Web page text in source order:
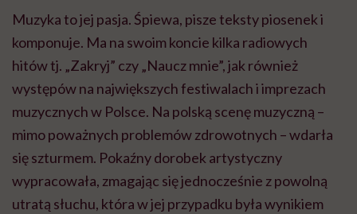
Muzyka to jej pasja. Śpiewa, pisze teksty piosenek i
komponuje. Ma na swoim koncie kilka radiowych
hitów tj. „Zakryj” czy „Naucz mnie”, jak również
występów na największych festiwalach i imprezach
muzycznych w Polsce. Na polską scenę muzyczną –
mimo poważnych problemów zdrowotnych – wdarła
się szturmem. Pokaźny dorobek artystyczny
wypracowała, zmagając się jednocześnie z powolną
utratą słuchu, która w jej przypadku była wynikiem